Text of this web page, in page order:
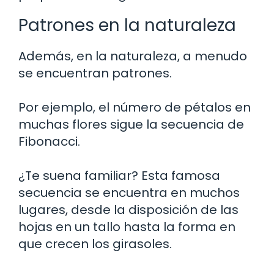
Patrones en la naturaleza
Además, en la naturaleza, a menudo
se encuentran patrones.
Por ejemplo, el número de pétalos en
muchas flores sigue la secuencia de
Fibonacci.
¿Te suena familiar? Esta famosa
secuencia se encuentra en muchos
lugares, desde la disposición de las
hojas en un tallo hasta la forma en
que crecen los girasoles.